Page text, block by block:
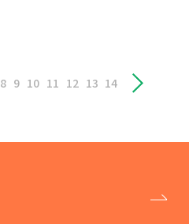
8 9 10 11 12 13 14